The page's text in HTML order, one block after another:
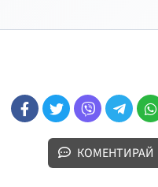
КОМЕНТИРАЙ